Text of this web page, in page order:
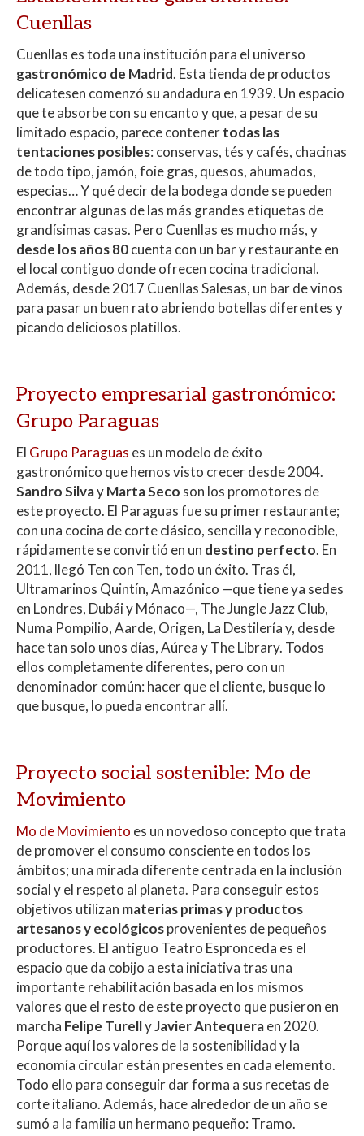
Cuenllas
Cuenllas es toda una institución para el universo
gastronómico de Madrid. Esta tienda de productos
delicatesen comenzó su andadura en 1939. Un espacio
que te absorbe con su encanto y que, a pesar de su
limitado espacio, parece contenertodas las
tentaciones posibles: conservas, tés y cafés, chacinas
de todo tipo, jamón, foie gras, quesos, ahumados,
especias… Y qué decir de la bodega donde se pueden
encontrar algunas de las más grandes etiquetas de
grandísimas casas. Pero Cuenllas es mucho más, y
desde los años 80cuenta con un bar y restaurante en
el local contiguo donde ofrecen cocina tradicional.
Además, desde 2017 Cuenllas Salesas, un bar de vinos
para pasar un buen rato abriendo botellas diferentes y
picando deliciosos platillos.
Proyecto empresarial gastronómico:
Grupo Paraguas
El Grupo Paraguas es un modelo de éxito
gastronómico que hemos visto crecer desde 2004.
Sandro SilvayMarta Seco son los promotores de
este proyecto. El Paraguas fue su primer restaurante;
con una cocina de corte clásico, sencilla y reconocible,
rápidamente se convirtió en un destino perfecto. En
2011, llegó Ten con Ten, todo un éxito. Tras él,
Ultramarinos Quintín, Amazónico —que tiene ya sedes
en Londres, Dubái y Mónaco—, The Jungle Jazz Club,
Numa Pompilio, Aarde, Origen, La Destilería y, desde
hace tan solo unos días, Aúrea y The Library. Todos
ellos completamente diferentes, pero con un
denominador común: hacer que el cliente, busque lo
que busque, lo pueda encontrar allí.
Proyecto social sostenible: Mo de
Movimiento
Mo de Movimiento es un novedoso concepto que trata
de promover el consumo consciente en todos los
ámbitos; una mirada diferente centrada en la inclusión
social y el respeto al planeta. Para conseguir estos
objetivos utilizan materias primas y productos
artesanos y ecológicosprovenientes de pequeños
productores. El antiguo Teatro Espronceda es el
espacio que da cobijo a esta iniciativa tras una
importante rehabilitación basada en los mismos
valores que el resto de este proyecto que pusieron en
marcha Felipe TurellyJavier Antequeraen 2020.
Porque aquí los valores de la sostenibilidad y la
economía circular están presentes en cada elemento.
Todo ello para conseguir dar forma a sus recetas de
corte italiano. Además, hace alrededor de un año se
sumó a la familia un hermano pequeño: Tramo.